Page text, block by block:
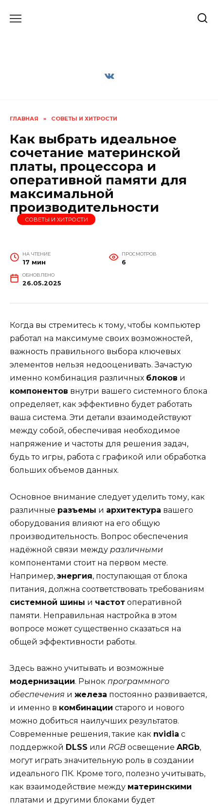
ГЛАВНАЯ » СОВЕТЫ И ХИТРОСТИ
Как выбрать идеальное
сочетание материнской
платы, процессора и
оперативной памяти для
максимальной
производительности
СОВЕТЫ И ХИТРОСТИ
НА ЧТЕНИЕ
17 мин
ПРОСМОТРОВ
6
ОБНОВЛЕНО
26.05.2025
Когда вы стремитесь к тому, чтобы компьютер
работал на максимуме своих возможностей,
важность правильного выбора ключевых
элементов нельзя недооценивать. Зачастую
именно комбинация различных блоков и
компонентов внутри вашего системного блока
определяет, как эффективно будет работать
ваша система. Эти детали взаимодействуют
между собой, обеспечивая необходимое
напряжение и частоты для решения задач,
будь то игры, работа с графикой или обработка
больших объемов данных.
Основное внимание следует уделить тому, как
различные разъемы и архитектура вашего
оборудования влияют на его общую
производительность. Вопрос обеспечения
надёжной связи между различными
компонентами стоит на первом месте.
Например, энергия, поступающая от блока
питания, должна соответствовать требованиям
системной шины и частот оперативной
памяти. Неправильная настройка в этом
вопросе может существенно сказаться на
общей эффективности работы.
Здесь важно учитывать и возможные
модернизации. Рынок программного
обеспечения и железа постоянно развивается,
и именно в комбинации старого и нового
можно добиться наилучших результатов.
Современные решения, такие как nvidia с
поддержкой DLSS или RGB освещение ARGb,
могут играть значительную роль в создании
идеального ПК. Кроме того, полезно учитывать,
как взаимодействие между материнскими
платами и другими блоками будет